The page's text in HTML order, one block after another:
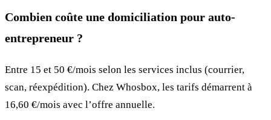
Combien coûte une domiciliation pour auto-
entrepreneur ?
Entre 15 et 50 €/mois selon les services inclus (courrier,
scan, réexpédition). Chez Whosbox, les tarifs démarrent à
16,60 €/mois avec l’offre annuelle.